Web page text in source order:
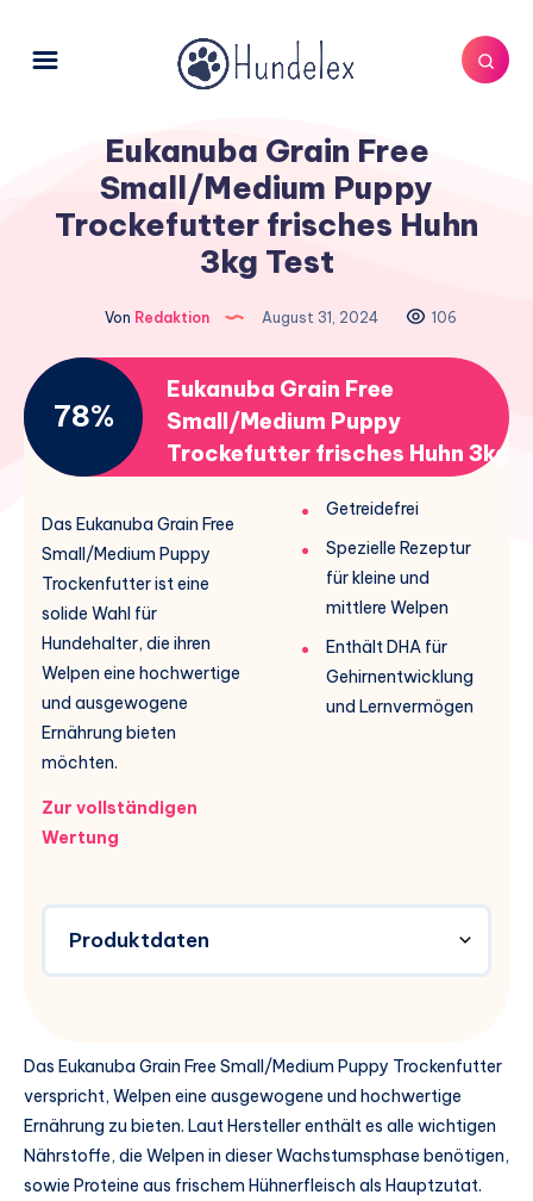
Eukanuba Grain Free
Small/Medium Puppy
Trockefutter frisches Huhn
3kg Test
Von Redaktion August 31, 2024 106
78%
Eukanuba Grain Free
Small/Medium Puppy
Trockefutter frisches Huhn 3kg
Das Eukanuba Grain Free
Small/Medium Puppy
Trockenfutter ist eine
solide Wahl für
Hundehalter, die ihren
Welpen eine hochwertige
und ausgewogene
Ernährung bieten
möchten.
Zur vollständigen
Wertung
Getreidefrei
Spezielle Rezeptur
für kleine und
mittlere Welpen
Enthält DHA für
Gehirnentwicklung
und Lernvermögen
Produktdaten
Das Eukanuba Grain Free Small/Medium Puppy Trockenfutter
verspricht, Welpen eine ausgewogene und hochwertige
Ernährung zu bieten. Laut Hersteller enthält es alle wichtigen
Nährstoffe, die Welpen in dieser Wachstumsphase benötigen,
sowie Proteine aus frischem Hühnerfleisch als Hauptzutat.